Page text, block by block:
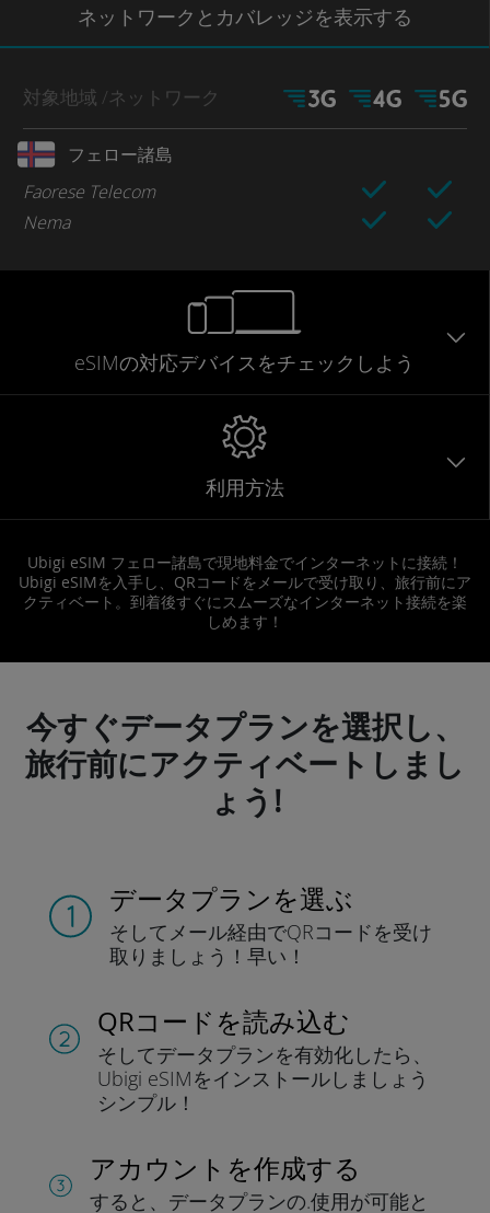
ネットワークとカバレッジを表示する
対象地域 /ネットワーク
フェロー諸島
Faorese Telecom
Nema
eSIMの対応デバイスをチェックしよう
利用方法
Ubigi eSIM フェロー諸島で現地料金でインターネットに接続！
Ubigi eSIMを入手し、QRコードをメールで受け取り、旅行前にア
クティベート。到着後すぐにスムーズなインターネット接続を楽
しめます！
今すぐデータプランを選択し、
旅行前にアクティベートしまし
ょう!
データプランを選ぶ
そしてメール経由でQRコードを受け
取りましょう！早い！
QRコードを読み込む
そしてデータプランを有効化したら、
Ubigi eSIMをインストールしま しょう
シンプル！
アカウントを作成する
すると、データプランの.使用が可能と